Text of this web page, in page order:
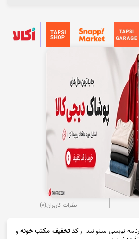
نظرات کاربران(0)
نویسی میتوانید ازکد تخفیف مکتب خونه و